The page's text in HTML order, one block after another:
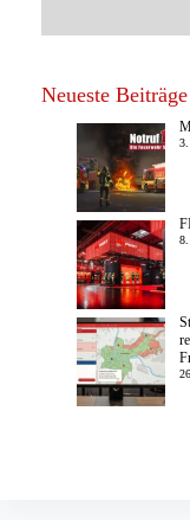
Neueste Beiträge